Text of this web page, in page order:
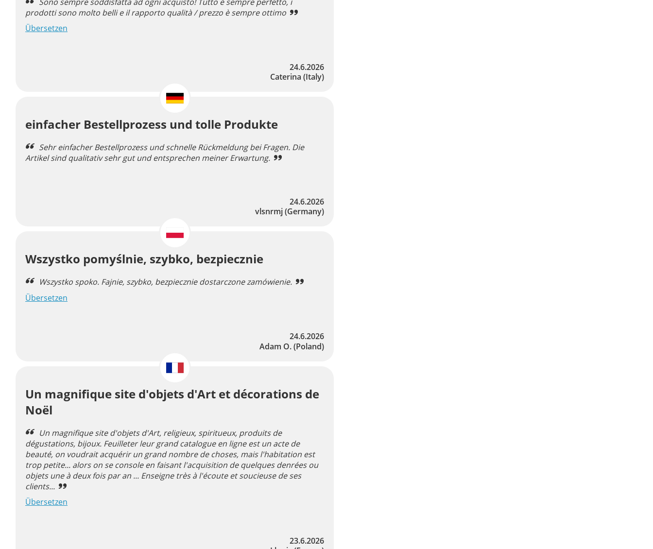
prodotti sono molto belli e il rapporto qualità / prezzo è sempre ottimo
Übersetzen
24.6.2026
Caterina (Italy)
einfacher Bestellprozess und tolle Produkte
Sehr einfacher Bestellprozess und schnelle Rückmeldung bei Fragen. Die
Artikel sind qualitativ sehr gut und entsprechen meiner Erwartung.
24.6.2026
vlsnrmj(Germany)
Wszystko pomyślnie, szybko, bezpiecznie
Wszystko spoko. Fajnie, szybko, bezpiecznie dostarczone zamówienie.
Übersetzen
24.6.2026
Adam O.(Poland)
Un magnifique site d'objets d'Art et décorations de
Noël
Un magnifique site d'objets d'Art, religieux, spiritueux, produits de
dégustations, bijoux. Feuilleter leur grand catalogue en ligne est un acte de
beauté, on voudrait acquérir un grand nombre de choses, mais l'habitation est
trop petite... alors on se console en faisant l'acquisition de quelques denrées ou
objets une à deux fois par an ... Enseigne très à l'écoute et soucieuse de ses
clients...
Übersetzen
23.6.2026